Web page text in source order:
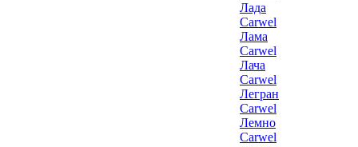
Лада
Carwel
Лама
Carwel
Лача
Carwel
Легран
Carwel
Лемно
Carwel